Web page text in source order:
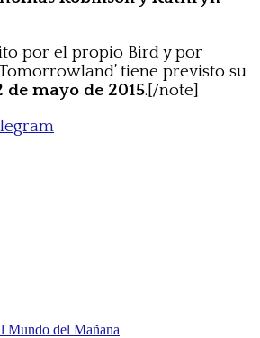
por el propio Bird y por
tiene previsto su
de mayo de 2015.[/note]
Mundo del Mañana